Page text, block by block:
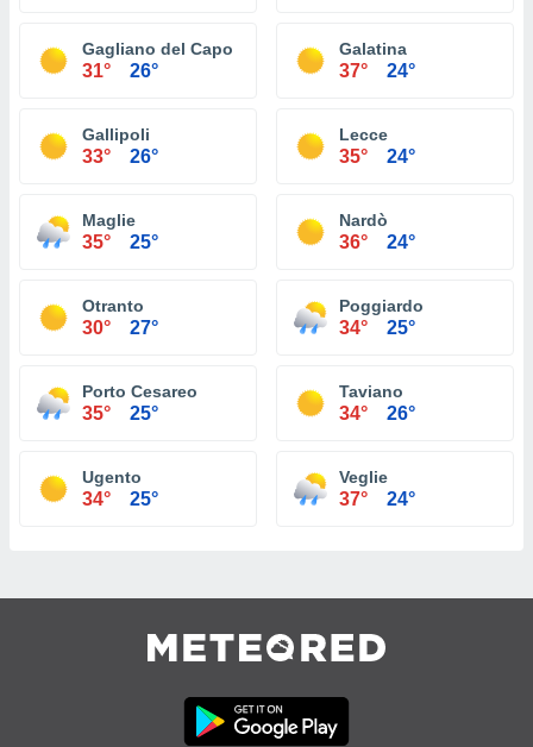
Gagliano del Capo
31° 26°
Galatina
37° 24°
Gallipoli
33° 26°
Lecce
35° 24°
Maglie
35° 25°
Nardò
36° 24°
Otranto
30° 27°
Poggiardo
34° 25°
Porto Cesareo
35° 25°
Taviano
34° 26°
Ugento
34° 25°
Veglie
37° 24°